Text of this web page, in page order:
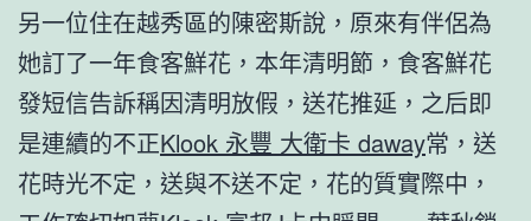
另一位住在越秀區的陳密斯說，原來有伴侶為
她訂了一年食客鮮花，本年清明節，食客鮮花
發短信告訴稱因清明放假，送花推延，之后即
是連續的不正Klook 永豐 大衛卡 daway常，送
花時光不定，送與不送不定，花的質實際中，